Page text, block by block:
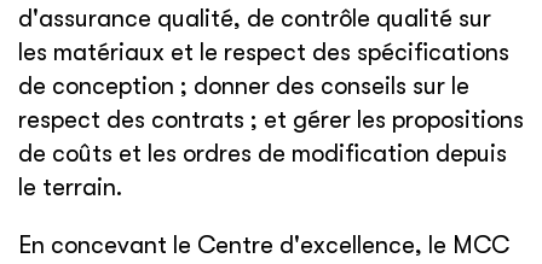
d'assurance qualité, de contrôle qualité sur
les matériaux et le respect des spécifications
de conception ; donner des conseils sur le
respect des contrats ; et gérer les propositions
de coûts et les ordres de modification depuis
le terrain.
En concevant le Centre d'excellence, le MCC